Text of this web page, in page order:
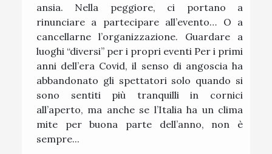
ansia. Nella peggiore, ci portano a
rinunciare a partecipare all’evento… O a
cancellarne l’organizzazione. Guardare a
luoghi “diversi” per i propri eventi Per i primi
anni dell’era Covid, il senso di angoscia ha
abbandonato gli spettatori solo quando si
sono sentiti più tranquilli in cornici
all’aperto, ma anche se l’Italia ha un clima
mite per buona parte dell’anno, non è
sempre...